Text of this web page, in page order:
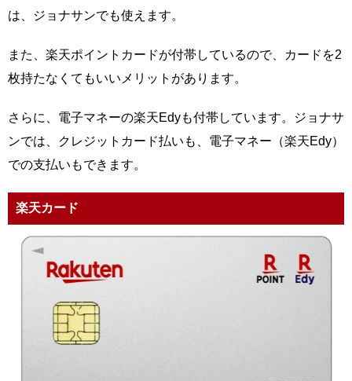
は、ジョナサンでも使えます。
また、楽天ポイントカードが付帯しているので、カードを2
枚持たなくてもいいメリットがあります。
さらに、電子マネーの楽天Edyも付帯しています。ジョナサ
ンでは、クレジットカード払いも、電子マネー（楽天Edy）
での支払いもできます。
楽天カード